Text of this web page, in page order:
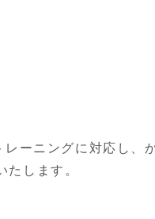
ーニングに対応し、
たします。